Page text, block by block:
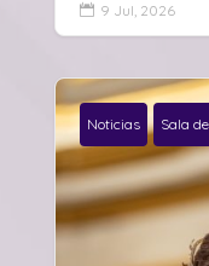
 9 Jul, 2026
Noticias Sala